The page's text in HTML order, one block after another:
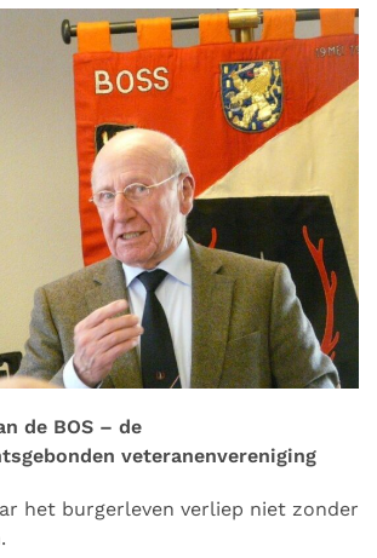
de BOS – de
veteranenvereniging
het burgerleven verliep niet zonder